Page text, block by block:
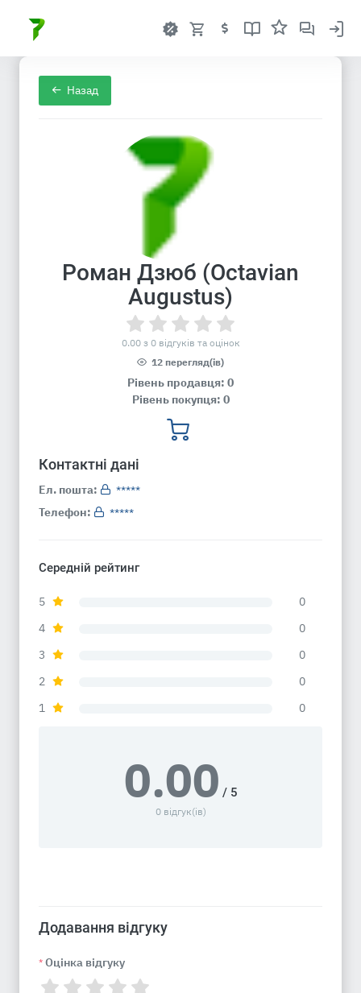
Назад
Роман Дзюб (Octavian
Augustus)
0.00 з 0 відгуків та оцінок
12 перегляд(ів)
Рівень продавця: 0
Рівень покупця: 0
Контактні дані
Ел. пошта:
*****
Телефон:
*****
Середній рейтинг
5
0
4
0
3
0
2
0
1
0
0.00 / 5
0 відгук(ів)
Додавання відгуку
* Оцінка відгуку